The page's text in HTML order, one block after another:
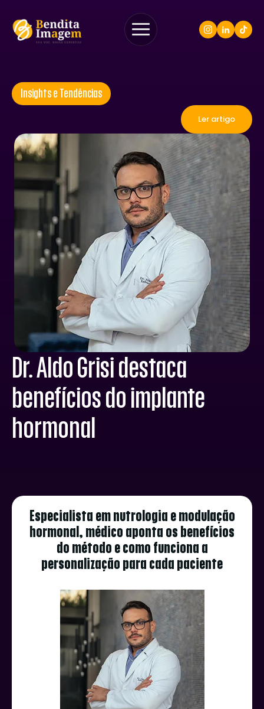
Insights e Tendências
Ler artigo
Dr. Aldo Grisi destaca
benefícios do implante
hormonal
Especialista em nutrologia e modulação
hormonal, médico aponta os benefícios
do método e como funciona a
personalização para cada paciente